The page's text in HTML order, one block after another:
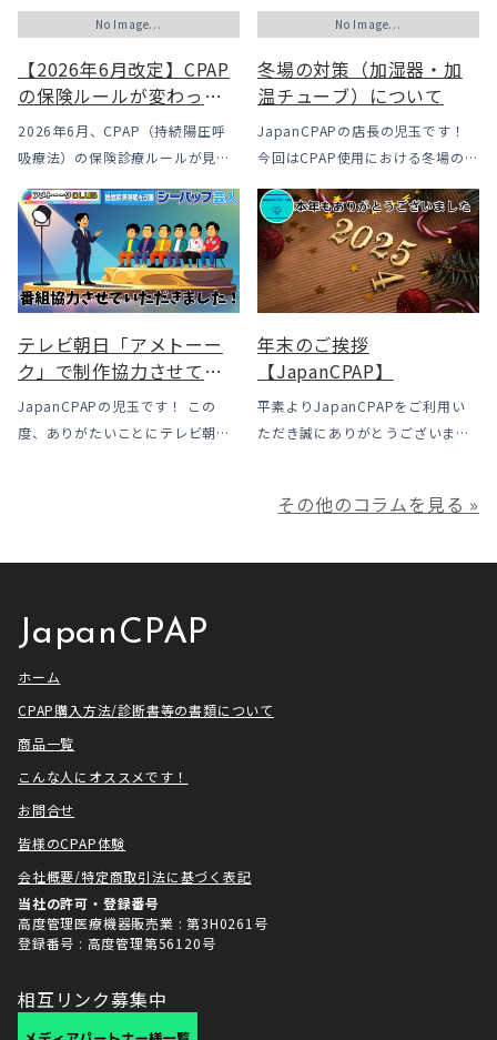
No Image...
【2026年6月改定】CPAP
の保険ルールが変わった
｜CPAPが使えなくなるか
も？変更のメリット・デ
う選択肢
2026年6月、CPAP（持続陽圧呼
吸療法）の保険診療ルールが見直
ルは下がった一方で、「続ける」
ための条件はこれまでより厳しく
なっています。この記事では、何
がどう変わったのかを患者様の立
場で […]
No Image...
冬場の対策（加湿器・加
温チューブ）について
JapanCPAPの店長の児玉です！
今回はCPAP使用における冬場のよ
露」についてのお話をさせて頂き
ます。 我々の拠点の北陸はCPAP
使用時に「乾燥・寒さ・結露」が
起こりやすい地域です、その […]
テレビ朝日「アメトーー
ク」で制作協力させてい
ただきました
JapanCPAPの児玉です！ この
度、ありがたいことにテレビ朝日
ク様は長い歴史があり、私も大
年末のご挨拶
【JapanCPAP】
平素よりJapanCPAPをご利用い
ただき誠にありがとうございま
利用いただき本当にありがとうご
満足いただけるサービスを提供さ
その他のコラムを見る »
JapanCPAP
ホーム
CPAP購入方法/診断書等の書類について
商品一覧
こんな人にオススメです！
お問合せ
皆様のCPAP体験
会社概要/特定商取引法に基づく表記
当社の許可・登録番号
高度管理医療機器販売業 : 第3H0261号
登録番号 : 高度管理第56120号
相互リンク募集中